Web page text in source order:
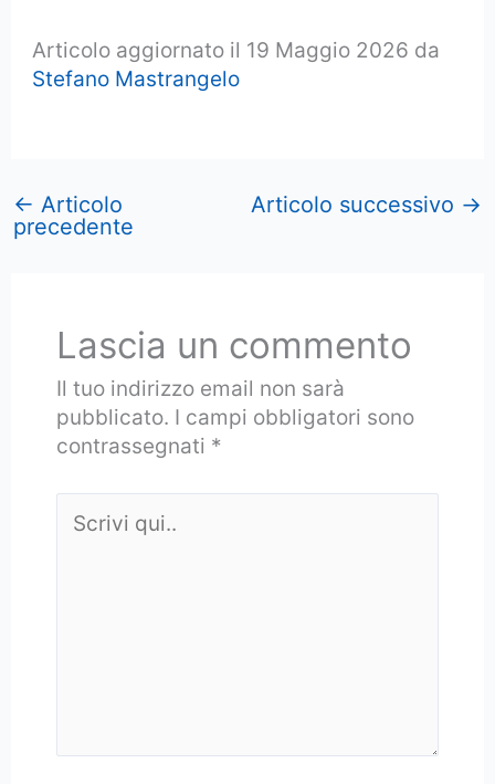
Articolo aggiornato il 19 Maggio 2026 da
Stefano Mastrangelo
← Articolo
precedente
Articolo successivo →
Lascia un commento
Il tuo indirizzo email non sarà
pubblicato. I campi obbligatori sono
contrassegnati *
qui..